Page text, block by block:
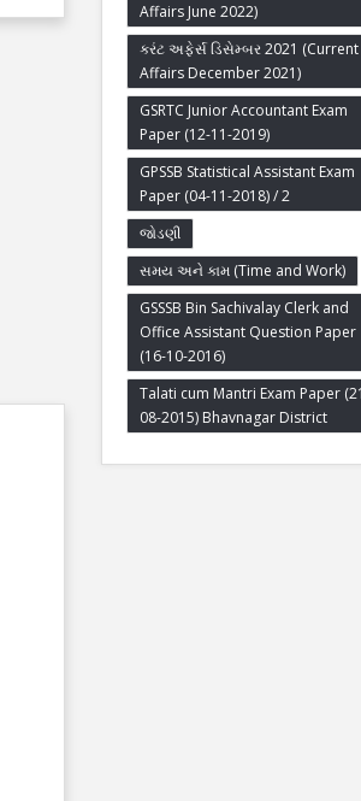
Affairs June 2022)
કરંટ અફેર્સ ડિસેમ્બર 2021 (Current
Affairs December 2021)
GSRTC Junior Accountant Exam
Paper (12-11-2019)
GPSSB Statistical Assistant Exam
Paper (04-11-2018) / 2
જોડણી
સમય અને કામ (Time and Work)
GSSSB Bin Sachivalay Clerk and
Office Assistant Question Paper
(16-10-2016)
Talati cum Mantri Exam Paper
08-2015) Bhavnagar District